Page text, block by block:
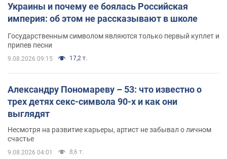
Украины и почему ее боялась Российская
империя: об этом не рассказывают в школе
Государственным символом являются только первый куплет и
припев песни
9.08.2026 09:15 17,2 т.
Александру Пономареву – 53: что известно о
трех детях секс-символа 90-х и как они
выглядят
Несмотря на развитие карьеры, артист не забывал о личном
счастье
9.08.2026 04:01 8,6 т.